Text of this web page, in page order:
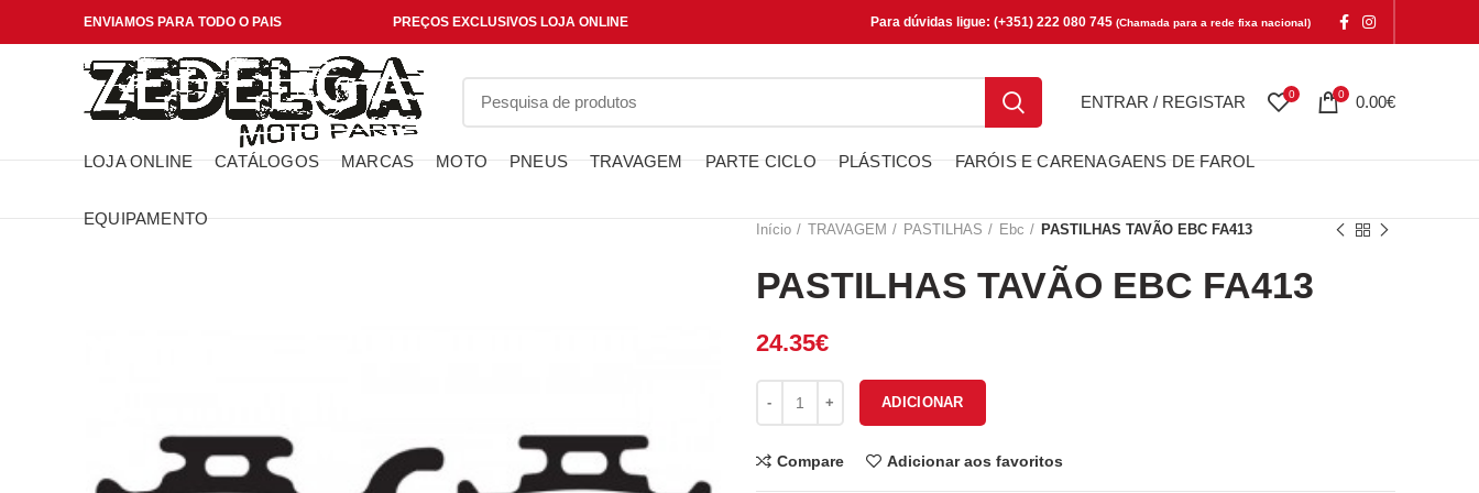
ENVIAMOS PARA TODO O PAIS PREÇOS EXCLUSIVOS LOJA ONLINE Para dúvidas ligue: (+351) 222 080 745 (Chamada para a rede fixa nacional)
ENTRAR / REGISTAR 0 0 0.00€
LOJA ONLINE CATÁLOGOS MARCAS MOTO PNEUS TRAVAGEM PARTE CICLO PLÁSTICOS FARÓIS E CARENAGAENS DE FAROL
EQUIPAMENTO
Início TRAVAGEM PASTILHAS Ebc PASTILHAS TAVÃO EBC FA413
PASTILHAS TAVÃO EBC FA413
24.35€
ADICIONAR
Compare Adicionar aos favoritos